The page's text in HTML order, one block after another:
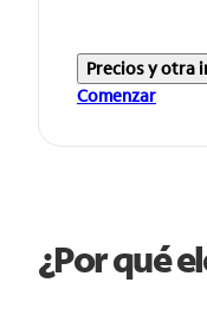
Precios y otra
Comenzar
¿Por qué